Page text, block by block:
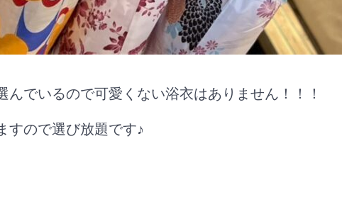
でいるので可愛くない浴衣はありません！！！
すので選び放題です♪